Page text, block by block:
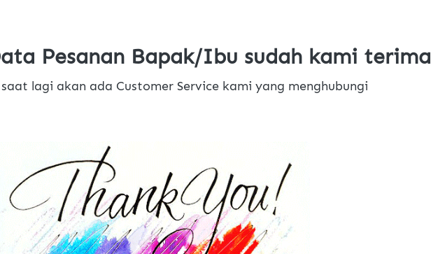
Pesanan Bapak/Ibu sudah kami terima
lagi akan ada Customer Service kami yang menghubungi